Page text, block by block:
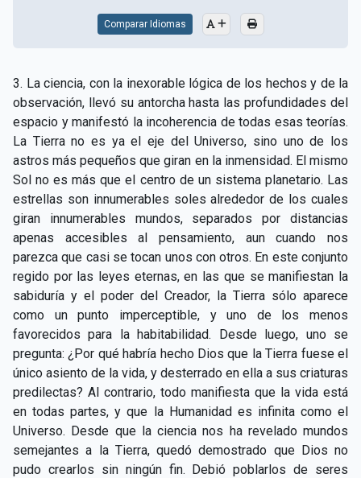
Comparar Idiomas
3. La ciencia, con la inexorable lógica de los hechos y de la
observación, llevó su antorcha hasta las profundidades del
espacio y manifestó la incoherencia de todas esas teorías.
La Tierra no es ya el eje del Universo, sino uno de los
astros más pequeños que giran en la inmensidad. El mismo
Sol no es más que el centro de un sistema planetario. Las
estrellas son innumerables soles alrededor de los cuales
giran innumerables mundos, separados por distancias
apenas accesibles al pensamiento, aun cuando nos
parezca que casi se tocan unos con otros. En este conjunto
regido por las leyes eternas, en las que se manifiestan la
sabiduría y el poder del Creador, la Tierra sólo aparece
como un punto imperceptible, y uno de los menos
favorecidos para la habitabilidad. Desde luego, uno se
pregunta: ¿Por qué habría hecho Dios que la Tierra fuese el
único asiento de la vida, y desterrado en ella a sus criaturas
predilectas? Al contrario, todo manifiesta que la vida está
en todas partes, y que la Humanidad es infinita como el
Universo. Desde que la ciencia nos ha revelado mundos
semejantes a la Tierra, quedó demostrado que Dios no
pudo crearlos sin ningún fin. Debió poblarlos de seres